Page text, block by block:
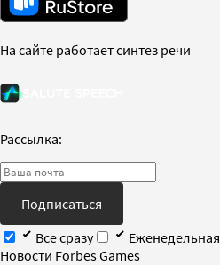
На сайте работает синтез речи
Рассылка:
Подписаться
Все сразу
Еженедельная
Новости Forbes Games